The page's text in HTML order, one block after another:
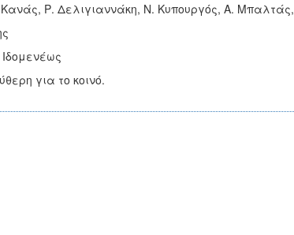
Ρ. Δελιγιαννάκη, Ν. Κυπουργός, Α. Μπαλτάς,
για το κοινό.